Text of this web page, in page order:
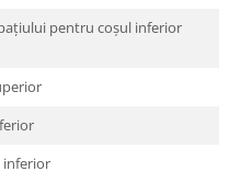
pentru coșul inferior
inferior